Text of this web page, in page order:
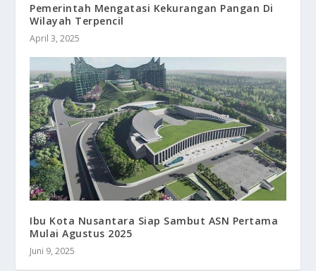
Pemerintah Mengatasi Kekurangan Pangan Di
Wilayah Terpencil
April 3, 2025
Ibu Kota Nusantara Siap Sambut ASN Pertama
Mulai Agustus 2025
Juni 9, 2025